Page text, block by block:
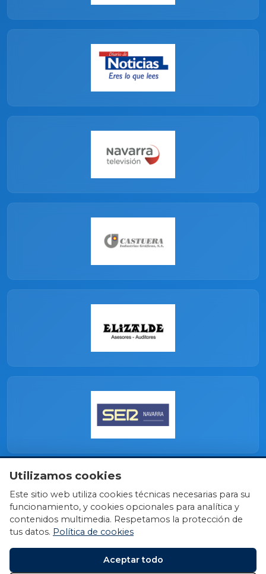
Utilizamos cookies
Este sitio web utiliza cookies técnicas necesarias para su
funcionamiento, y cookies opcionales para analítica y
contenidos multimedia. Respetamos la protección de
tus datos. Política de cookies
Aceptar todo